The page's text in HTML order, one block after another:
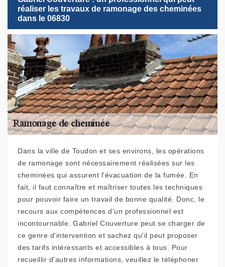
réaliser les travaux de ramonage des cheminées
dans le 06830
Dans la ville de Toudon et ses environs, les opérations
de ramonage sont nécessairement réalisées sur les
cheminées qui assurent l'évacuation de la fumée. En
fait, il faut connaître et maîtriser toutes les techniques
pour pouvoir faire un travail de bonne qualité. Donc, le
recours aux compétences d'un professionnel est
incontournable. Gabriel Couverture peut se charger de
ce genre d'intervention et sachez qu'il peut proposer
des tarifs intéressants et accessibles à tous. Pour
recueillir d'autres informations, veuillez le téléphoner